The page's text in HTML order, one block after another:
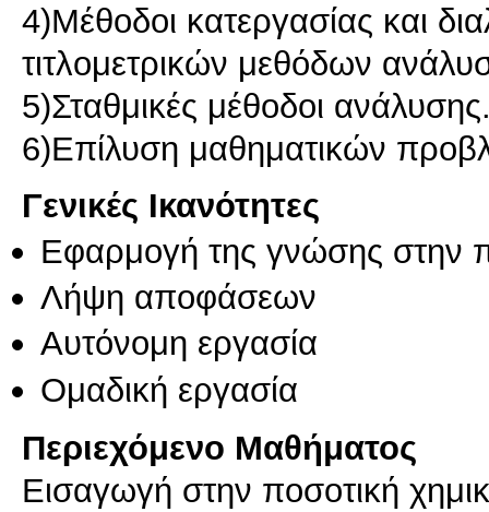
4)Μέθοδοι κατεργασίας και
τιτλομετρικών μεθόδων
5)Σταθμικές μέθοδοι
6)Επίλυση μαθηματικών
Γενικές Ικανότητες
Εφαρμογή της γνώσης στην
Λήψη αποφάσεων
Αυτόνομη εργασία
Ομαδική εργασία
Περιεχόμενο Μαθήματος
Εισαγωγή στην ποσοτική